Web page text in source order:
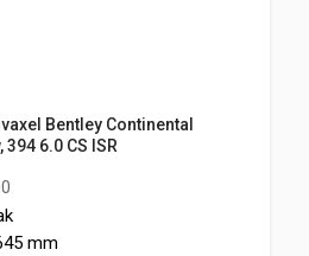
Bentley Continental
394 6.0 CS ISR
mm